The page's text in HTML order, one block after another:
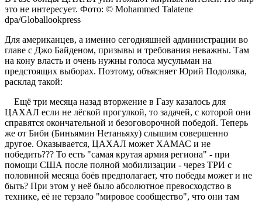
это не интересует. Фото: © Mohammed Talatene
dpa/Globallookpress
Для американцев, а именно сегодняшней администрации во
главе с Джо Байденом, призывы и требования неважны. Там
на кону власть и очень нужны голоса мусульман на
предстоящих выборах. Поэтому, объясняет Юрий Подоляка,
расклад такой:
Ещё три месяца назад вторжение в Газу казалось для
ЦАХАЛ если не лёгкой прогулкой, то задачей, с которой они
справятся окончательной и безоговорочной победой. Теперь
же от Биби (Биньямин Нетаньяху) слышим совершенно
другое. Оказывается, ЦАХАЛ может ХАМАС и не
победить??? То есть "самая крутая армия региона" - при
помощи США после полной мобилизации - через ТРИ с
половиной месяца боёв предполагает, что победы может и не
быть? При этом у неё было абсолютное превосходство в
технике, её не терзало "мировое сообщество", что они там